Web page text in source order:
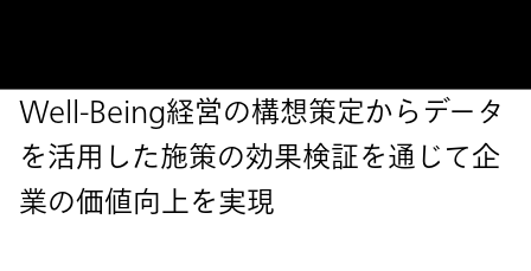
Well-Being経営の構想策定からデータ
を活用した施策の効果検証を通じて企
業の価値向上を実現